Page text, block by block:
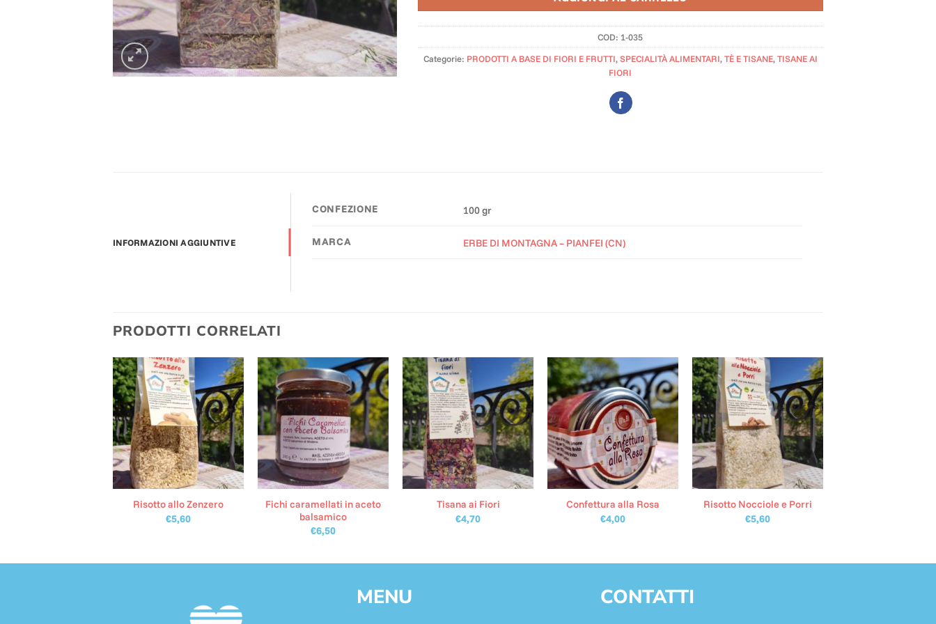
COD: 1-035
Categorie: PRODOTTI A BASE DI FIORI E FRUTTI,SPECIALITÀ ALIMENTARI,TÈ E TISANE,TISANE AI
FIORI
INFORMAZIONI AGGIUNTIVE
CONFEZIONE 100 gr
MARCA ERBE DI MONTAGNA – PIANFEI (CN)
PRODOTTI CORRELATI
Risotto allo Zenzero
€5,60
Fichi caramellati in aceto
balsamico
€6,50
Tisana ai Fiori
€4,70
Confettura alla Rosa
€4,00
Risotto Nocciole e Porri
€5,60
MENU CONTATTI